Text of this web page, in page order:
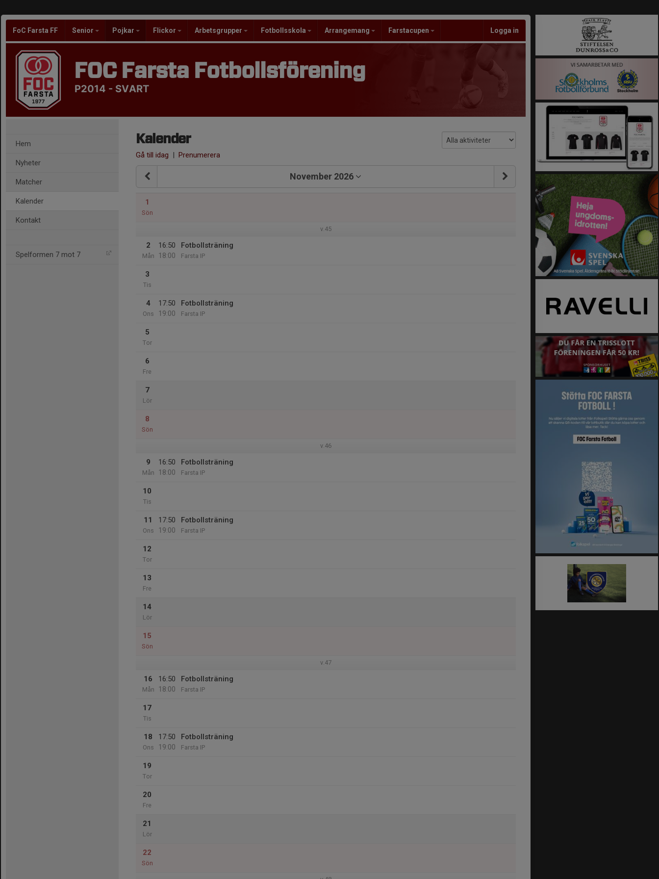
FoC Farsta FF Senior Pojkar Flickor Arbetsgrupper Fotbollsskola Arrangemang Farstacupen Logga in
FOC Farsta Fotbollsförening
P2014 - SVART
Hem
Nyheter
Matcher
Kalender
Kontakt
Spelformen 7 mot 7
Kalender
Gå till idag | Prenumerera
November 2026
1
Sön
v.45
2
Mån
16:50
18:00
Fotbollsträning
Farsta IP
3
Tis
4
Ons
17:50
19:00
Fotbollsträning
Farsta IP
5
Tor
6
Fre
7
Lör
8
Sön
v.46
9
Mån
16:50
18:00
Fotbollsträning
Farsta IP
10
Tis
11
Ons
17:50
19:00
Fotbollsträning
Farsta IP
12
Tor
13
Fre
14
Lör
15
Sön
v.47
16
Mån
16:50
18:00
Fotbollsträning
Farsta IP
17
Tis
18
Ons
17:50
19:00
Fotbollsträning
Farsta IP
19
Tor
20
Fre
21
Lör
22
Sön